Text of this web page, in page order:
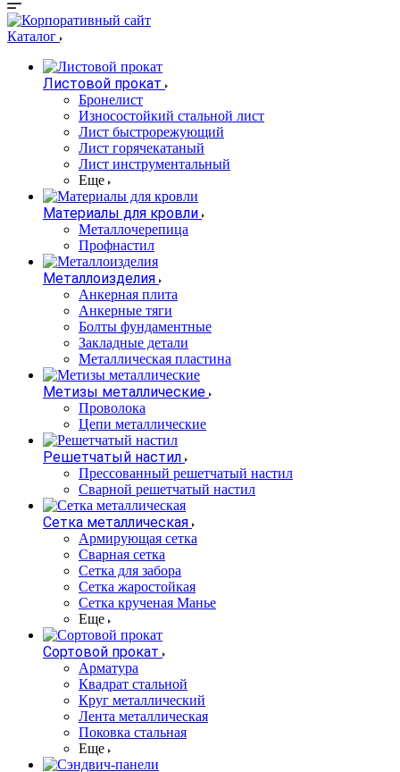
Каталог
Листовой прокат
Бронелист
Износостойкий стальной лист
Лист быстрорежующий
Лист горячекатаный
Лист инструментальный
Еще
Материалы для кровли
Металлочерепица
Профнастил
Металлоизделия
Анкерная плита
Анкерные тяги
Болты фундаментные
Закладные детали
Металлическая пластина
Метизы металлические
Проволока
Цепи металлические
Решетчатый настил
Прессованный решетчатый настил
Сварной решетчатый настил
Сетка металлическая
Армирующая сетка
Сварная сетка
Сетка для забора
Сетка жаростойкая
Сетка крученая Манье
Еще
Сортовой прокат
Арматура
Квадрат стальной
Круг металлический
Лента металлическая
Поковка стальная
Еще